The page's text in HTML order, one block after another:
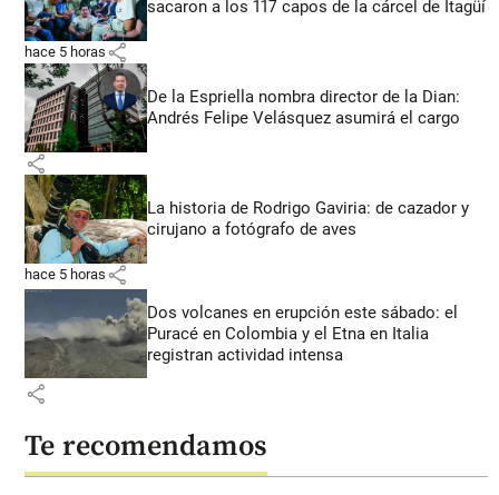
sacaron a los 117 capos de la cárcel de Itagüí
hace 5 horas share
De la Espriella nombra director de la Dian:
Andrés Felipe Velásquez asumirá el cargo
share
La historia de Rodrigo Gaviria: de cazador y
cirujano a fotógrafo de aves
hace 5 horas share
Dos volcanes en erupción este sábado: el
Puracé en Colombia y el Etna en Italia
registran actividad intensa
share
Te recomendamos